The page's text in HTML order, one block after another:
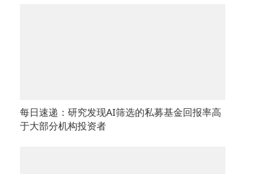
每日速递：研究发现AI筛选的私募基金回报率高
于大部分机构投资者